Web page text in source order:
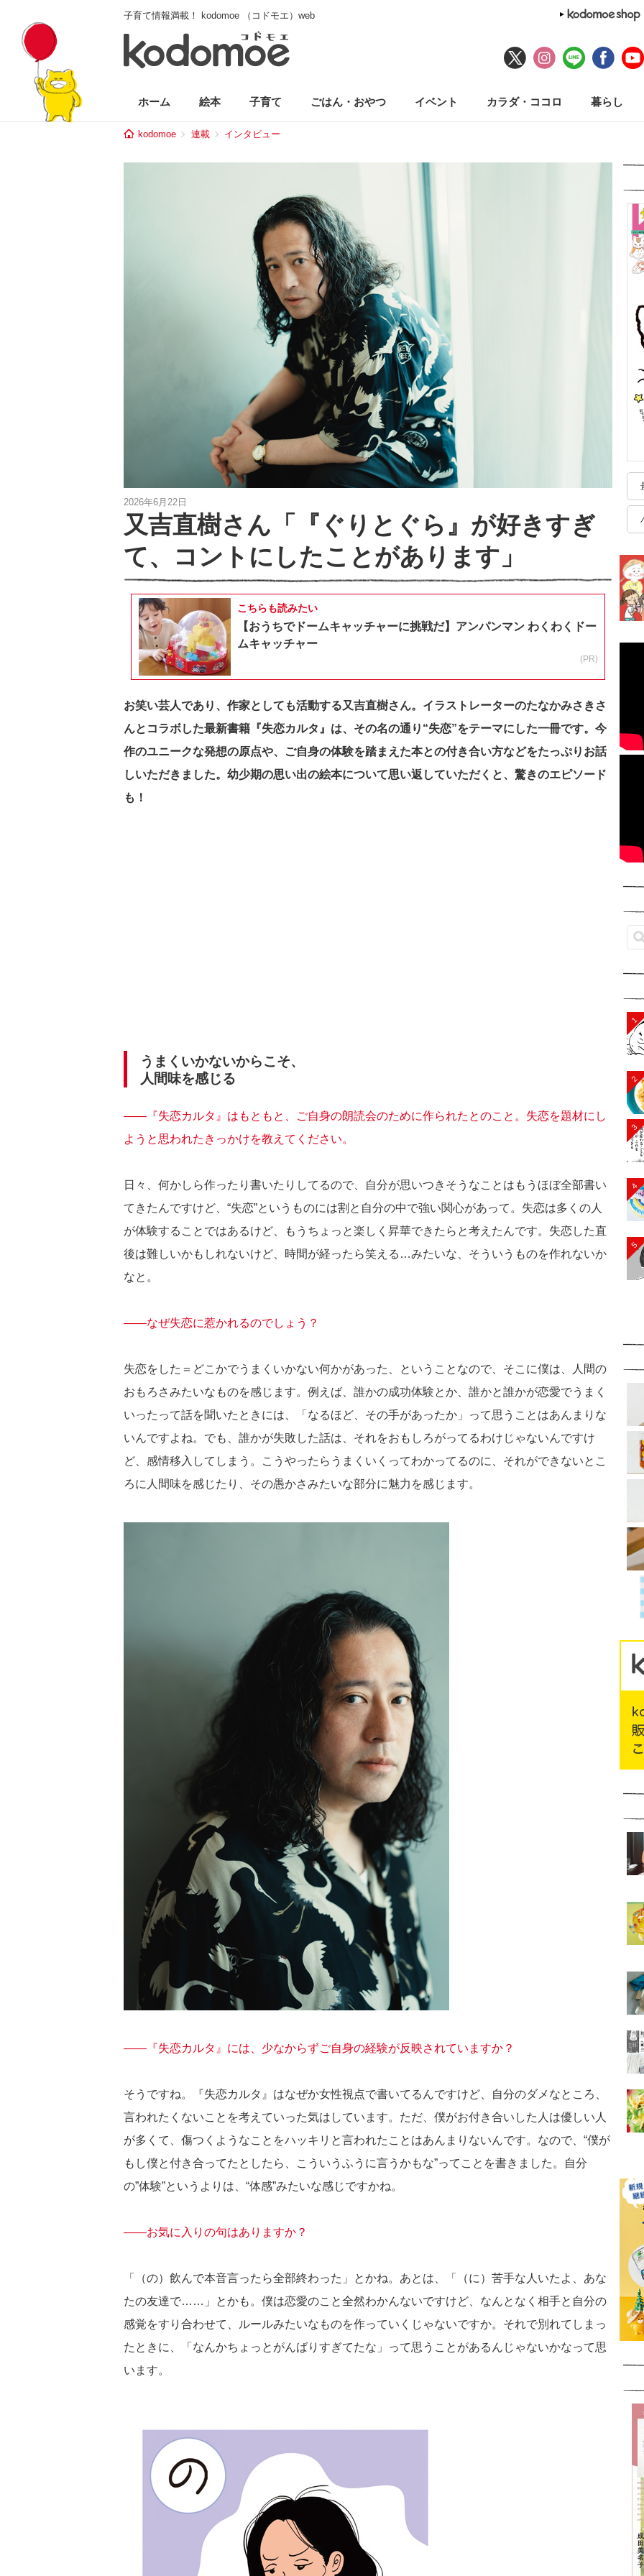
子育て情報満載！ kodomoe （コドモエ）web
ホーム 絵本 子育て ごはん・おやつ イベント カラダ・ココロ 暮らし
kodomoe 連載 インタビュー
2026年6月22日
又吉直樹さん「『ぐりとぐら』が好きすぎ
て、コントにしたことがあります」
こちらも読みたい
【おうちでドームキャッチャーに挑戦だ】アンパンマン わくわくドー
ムキャッチャー
(PR)
お笑い芸人であり、作家としても活動する又吉直樹さん。イラストレーターのたなかみさきさ
んとコラボした最新書籍『失恋カルタ』は、その名の通り“失恋”をテーマにした一冊です。今
作のユニークな発想の原点や、ご自身の体験を踏まえた本との付き合い方などをたっぷりお話
しいただきました。幼少期の思い出の絵本について思い返していただくと、驚きのエピソード
も！
うまくいかないからこそ、
人間味を感じる
――『失恋カルタ』はもともと、ご自身の朗読会のために作られたとのこと。失恋を題材にし
ようと思われたきっかけを教えてください。
日々、何かしら作ったり書いたりしてるので、自分が思いつきそうなことはもうほぼ全部書い
てきたんですけど、“失恋”というものには割と自分の中で強い関心があって。失恋は多くの人
が体験することではあるけど、もうちょっと楽しく昇華できたらと考えたんです。失恋した直
後は難しいかもしれないけど、時間が経ったら笑える…みたいな、そういうものを作れないか
なと。
――なぜ失恋に惹かれるのでしょう？
失恋をした＝どこかでうまくいかない何かがあった、ということなので、そこに僕は、人間の
おもろさみたいなものを感じます。例えば、誰かの成功体験とか、誰かと誰かが恋愛でうまく
いったって話を聞いたときには、「なるほど、その手があったか」って思うことはあんまりな
いんですよね。でも、誰かが失敗した話は、それをおもしろがってるわけじゃないんですけ
ど、感情移入してしまう。こうやったらうまくいくってわかってるのに、それができないとこ
ろに人間味を感じたり、その愚かさみたいな部分に魅力を感じます。
――『失恋カルタ』には、少なからずご自身の経験が反映されていますか？
そうですね。『失恋カルタ』はなぜか女性視点で書いてるんですけど、自分のダメなところ、
言われたくないことを考えていった気はしています。ただ、僕がお付き合いした人は優しい人
が多くて、傷つくようなことをハッキリと言われたことはあんまりないんです。なので、“僕が
もし僕と付き合ってたとしたら、こういうふうに言うかもな”ってことを書きました。自分
の”体験”というよりは、“体感”みたいな感じですかね。
――お気に入りの句はありますか？
「（の）飲んで本音言ったら全部終わった」とかね。あとは、「（に）苦手な人いたよ、あな
たの友達で……」とかも。僕は恋愛のこと全然わかんないですけど、なんとなく相手と自分の
感覚をすり合わせて、ルールみたいなものを作っていくじゃないですか。それで別れてしまっ
たときに、「なんかちょっとがんばりすぎてたな」って思うことがあるんじゃないかなって思
います。
1
2
3
4
5